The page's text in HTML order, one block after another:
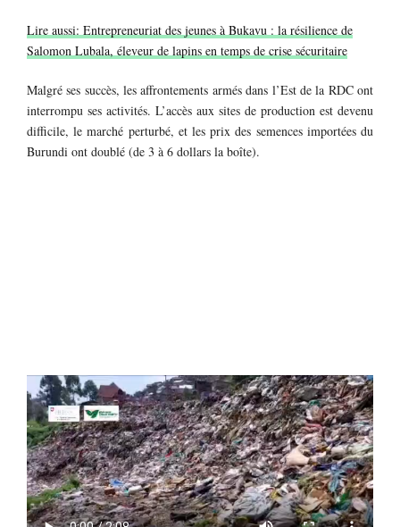
Lire aussi: Entrepreneuriat des jeunes à Bukavu : la résilience de
Salomon Lubala, éleveur de lapins en temps de crise sécuritaire
Malgré ses succès, les affrontements armés dans l’Est de la RDC ont
interrompu ses activités. L’accès aux sites de production est devenu
difficile, le marché perturbé, et les prix des semences importées du
Burundi ont doublé (de 3 à 6 dollars la boîte).